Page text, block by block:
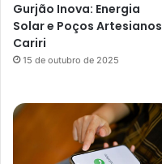
Gurjão Inova: Energia
Solar e Poços Artesianos
Cariri
15 de outubro de 2025